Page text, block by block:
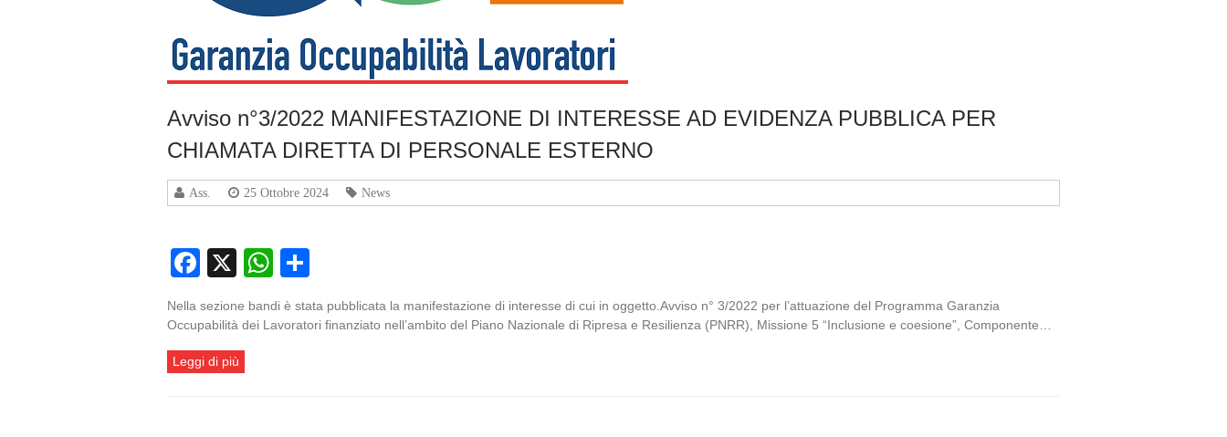
Avviso n°3/2022 MANIFESTAZIONE DI INTERESSE AD EVIDENZA PUBBLICA PER
CHIAMATA DIRETTA DI PERSONALE ESTERNO
Ass. 25 Ottobre 2024 News
Facebook
X WhatsApp
Nella sezione bandi è stata pubblicata la manifestazione di interesse di cui in oggetto.Avviso n° 3/2022 per l’attuazione del Programma Garanzia
Occupabilità dei Lavoratori finanziato nell’ambito del Piano Nazionale di Ripresa e Resilienza (PNRR), Missione 5 “Inclusione e coesione”, Componente…
Leggi di più